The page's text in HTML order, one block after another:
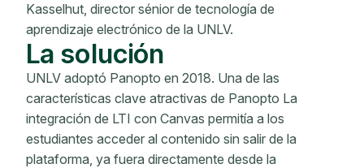
Kasselhut, director sénior de tecnología de
aprendizaje electrónico de la UNLV.
La solución
UNLV adoptó Panopto en 2018. Una de las
características clave atractivas de Panopto La
integración de LTI con Canvas permitía a los
estudiantes acceder al contenido sin salir de la
plataforma, ya fuera directamente desde la